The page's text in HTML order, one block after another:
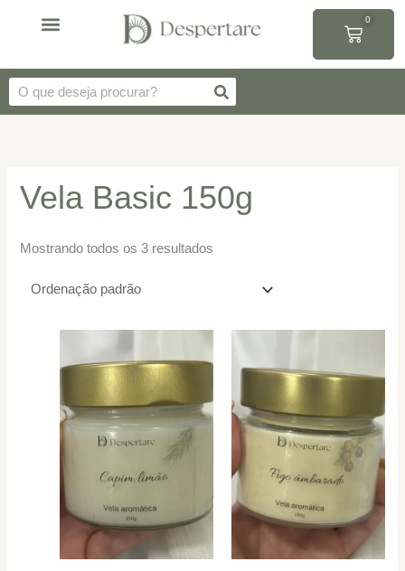
conteúdo
0
Pesquisar
Vela Basic 150g
Mostrando todos os 3 resultados